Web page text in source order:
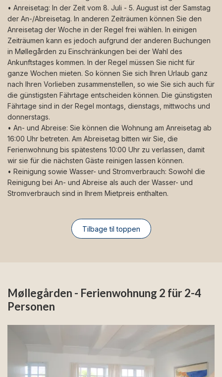
• Anreisetag: In der Zeit vom 8. Juli - 5. August ist der Samstag
der An-/Abreisetag. In anderen Zeiträumen können Sie den
Anreisetag der Woche in der Regel frei wählen. In einigen
Zeiträumen kann es jedoch aufgrund der anderen Buchungen
in Møllegården zu Einschränkungen bei der Wahl des
Ankunftstages kommen. In der Regel müssen Sie nicht für
ganze Wochen mieten. So können Sie sich Ihren Urlaub ganz
nach Ihren Vorlieben zusammenstellen, so wie Sie sich auch für
die günstigsten Fährtage entscheiden können. Die günstigsten
Fährtage sind in der Regel montags, dienstags, mittwochs und
donnerstags.
• An- und Abreise: Sie können die Wohnung am Anreisetag ab
16:00 Uhr betreten. Am Abreisetag bitten wir Sie, die
Ferienwohnung bis spätestens 10:00 Uhr zu verlassen, damit
wir sie für die nächsten Gäste reinigen lassen können.
• Reinigung sowie Wasser- und Stromverbrauch: Sowohl die
Reinigung bei An- und Abreise als auch der Wasser- und
Stromverbrauch sind in Ihrem Mietpreis enthalten.
Tilbage til toppen
Møllegården - Ferienwohnung 2 für 2-4
Personen